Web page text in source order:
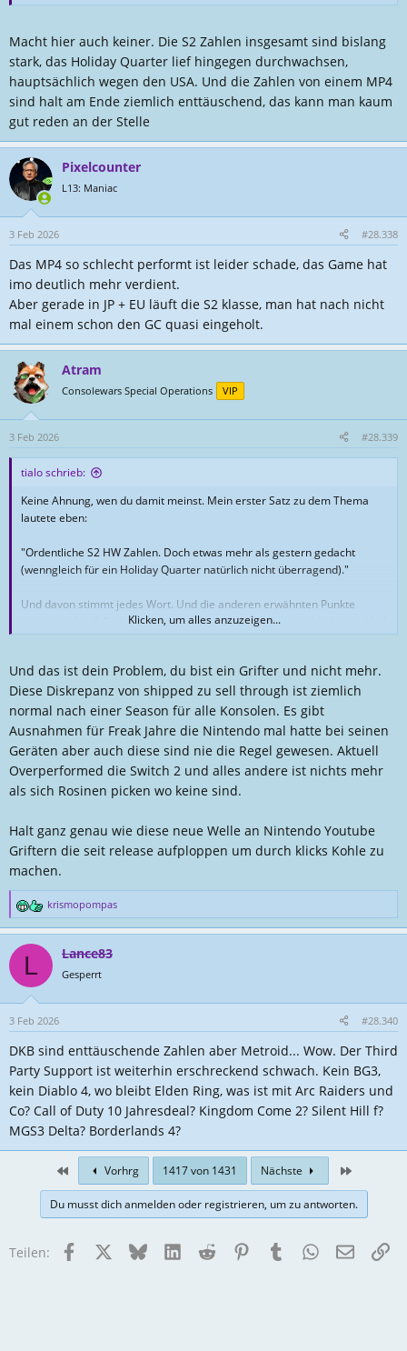
Macht hier auch keiner. Die S2 Zahlen insgesamt sind bislang
stark, das Holiday Quarter lief hingegen durchwachsen,
hauptsächlich wegen den USA. Und die Zahlen von einem MP4
sind halt am Ende ziemlich enttäuschend, das kann man kaum
gut reden an der Stelle
Pixelcounter
L13: Maniac
3 Feb 2026 #28.338
Das MP4 so schlecht performt ist leider schade, das Game hat
imo deutlich mehr verdient.
Aber gerade in JP + EU läuft die S2 klasse, man hat nach nicht
mal einem schon den GC quasi eingeholt.
Atram
Consolewars Special Operations VIP
3 Feb 2026 #28.339
tialo schrieb:
Keine Ahnung, wen du damit meinst. Mein erster Satz zu dem Thema
lautete eben:
"Ordentliche S2 HW Zahlen. Doch etwas mehr als gestern gedacht
(wenngleich für ein Holiday Quarter natürlich nicht überragend)."
Und davon stimmt jedes Wort. Und die anderen erwähnten Punkte
stimmen ebenfalls, kannst sie ja gerne mit Argumenten widerlegen. Und
als Mod könntest du hier übrigens auch mal klare Falschaussagen
Verkäufe enthalten wären und sowas)
By the way: Ich habe die 17,3 Mio. nicht "schlecht geredet", sondern
einfach auf die Diskrepanz zwischen Shipped und sell-through Units
verwiesen, die man selbstverständlich IMMER im Auge haben sollte. Ist
nämlich ein Indikator, wie gut die S2 verfügbar ist, ein Thema, welches
du ja sonst auch gerne ansprichst, nur mal zur Erinnerung
Oneliner sind in VKZ Diskussion ehrlich gesagt ziemlich toxisch und es
nervt zunehmend, dass sowas hier einfach einfach stehen gelassen
wird, während die Argumente von anderen Usern dann pauschal als
"Trolling" diffamiert werden
Klicken, um alles anzuzeigen...
Und das ist dein Problem, du bist ein Grifter und nicht mehr.
Diese Diskrepanz von shipped zu sell through ist ziemlich
normal nach einer Season für alle Konsolen. Es gibt
Ausnahmen für Freak Jahre die Nintendo mal hatte bei seinen
Geräten aber auch diese sind nie die Regel gewesen. Aktuell
Overperformed die Switch 2 und alles andere ist nichts mehr
als sich Rosinen picken wo keine sind.
Halt ganz genau wie diese neue Welle an Nintendo Youtube
Griftern die seit release aufploppen um durch klicks Kohle zu
machen.
R
e
o
n
e
n
:
krismopompas
L Lance83
Gesperrt
3 Feb 2026 #28.340
DKB sind enttäuschende Zahlen aber Metroid... Wow. Der Third
Party Support ist weiterhin erschreckend schwach. Kein BG3,
kein Diablo 4, wo bleibt Elden Ring, was ist mit Arc Raiders und
Co? Call of Duty 10 Jahresdeal? Kingdom Come 2? Silent Hill f?
MGS3 Delta? Borderlands 4?
First Vorhrg 1417 von 1431 Nächste Zuletzt
Du musst dich anmelden oder registrieren, um zu antworten.
Teilen: Facebook BlueskyLinkedInReddit PinterestTumblrWhatsApp
E-Mail